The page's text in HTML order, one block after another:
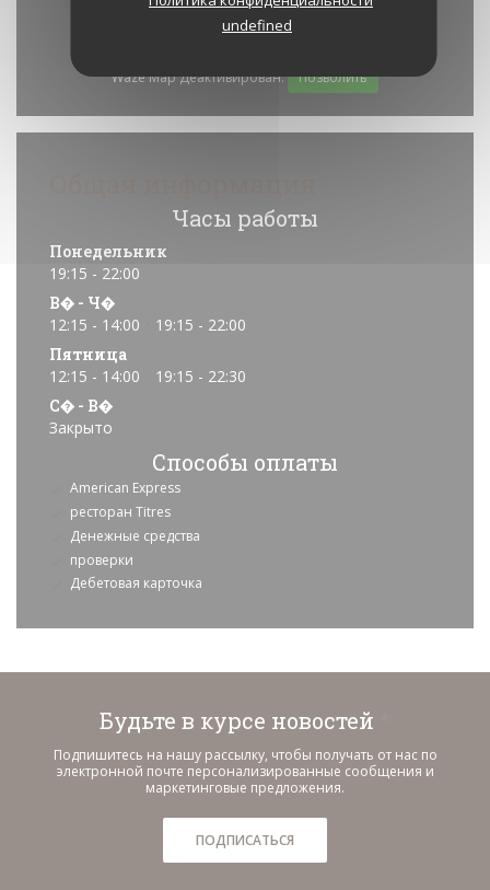
undefined
Waze Map Деактивирован. Позволить
Часы работы
Понедельник
19:15 - 22:00
В� - Ч�
12:15 - 14:00
19:15 - 22:00
Пятница
12:15 - 14:00
19:15 - 22:30
С� - В�
Закрыто
Способы оплаты
American Express
ресторан Titres
Денежные средства
проверки
Дебетовая карточка
Будьте в курсе новостей
Подпишитесь на нашу рассылку, чтобы получать от нас по
электронной почте персонализированные сообщения и
маркетинговые предложения.
ПОДПИСАТЬСЯ